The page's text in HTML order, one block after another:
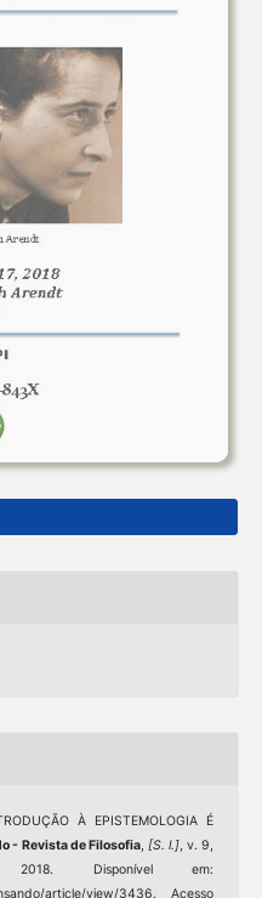
À EPISTEMOLOGIA É
- Revista de Filosofia, [S. l.], v. 9,
Disponível em:
article/view/3436. Acesso